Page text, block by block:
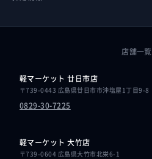
店舗一覧
軽マーケット 廿日市店
〒739-0443 広島県廿日市市沖塩屋1丁目9-8
0829-30-7225
軽マーケット 大竹店
〒739-0604 広島県大竹市北栄6-1